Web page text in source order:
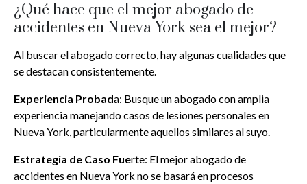
¿Qué hace que el mejor abogado de
accidentes en Nueva York sea el mejor?
Al buscar el abogado correcto, hay algunas cualidades que
se destacan consistentemente.
Experiencia Probada: Busque un abogado con amplia
experiencia manejando casos de lesiones personales en
Nueva York, particularmente aquellos similares al suyo.
Estrategia de Caso Fuerte: El mejor abogado de
accidentes en Nueva York no se basará en procesos